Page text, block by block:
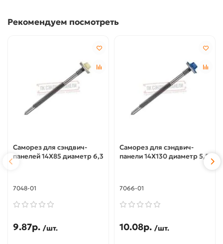
Рекомендуем посмотреть
Саморез для сэндвич-
панелей 14X85 диаметр 6,3
7048-01
9.87р. /шт.
Саморез для сэндвич-
панели 14X130 диаметр 5,5
7066-01
10.08р. /шт.